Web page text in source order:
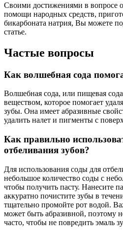
Своими достижениями в вопросе
помощи народных средств,
бикарбоната натрия, Вы можете
статье.
Частые вопросы
Как волшебная сода
Волшебная сода, или пищевая
веществом, которое помогает
зубы. Она имеет абразивные
удалить налет и пигменты с
Как правильно
отбеливания зубов?
Для использования соды для
небольшое количество соды с
чтобы получить пасту. Нанесите
аккуратно почистите зубы в
тщательно промойте рот водой.
может быть абразивной, поэтому
часто, чтобы не повредить эмаль